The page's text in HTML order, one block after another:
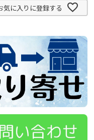
気に入りに登録する